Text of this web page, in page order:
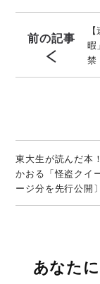
前の記事
暇
禁
東大生が読んだ
かおる「怪盗クイ
ージ分を先行公開〕
あなた